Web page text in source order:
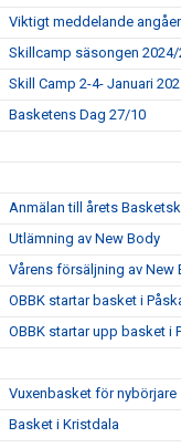
Viktigt meddelande
Skillcamp säsongen 2024/
Skill Camp 2-4- Januari
Basketens Dag 27/10
Anmälan till årets
Utlämning av New Body
Vårens försäljning av New
OBBK startar basket i
OBBK startar upp basket i
Vuxenbasket för nybörjare
Basket i Kristdala